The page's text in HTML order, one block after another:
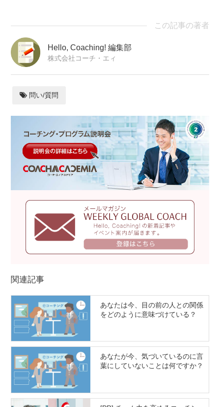
この記事の著者
Hello, Coaching! 編集部
株式会社コーチ・エィ
問い/質問
関連記事
あなたは今、目の前の人との関係
をどのように意味づけている？
あなたが今、気づいているのに言
葉にしていないことは何ですか？